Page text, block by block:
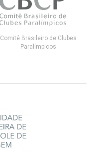
Comitê Brasileiro de Clubes
Paralímpicos